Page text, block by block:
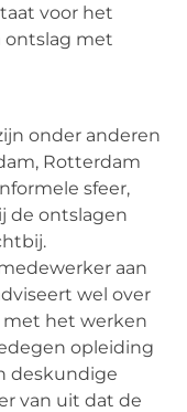
voor het
ontslag met
onder anderen
Rotterdam
sfeer,
de ontslagen
aan
wel over
met het werken
opleiding
deskundige
van uit dat de